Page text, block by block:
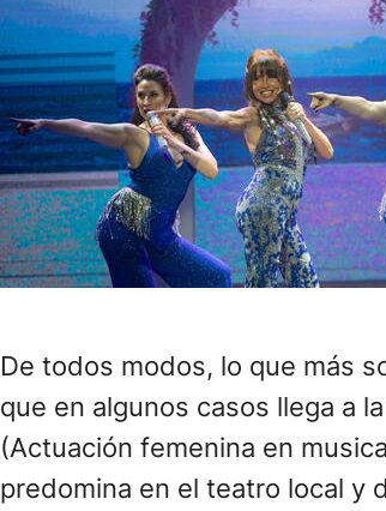
De todos modos, lo que más
que en algunos casos llega a
(Actuación femenina en
predomina en el teatro local y